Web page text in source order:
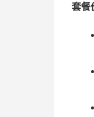
套餐